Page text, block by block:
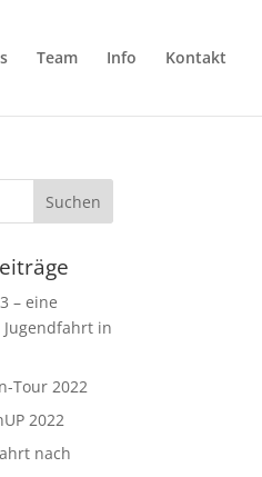
Team Info Kontakt
– eine
in
Tour 2022
2022
nach